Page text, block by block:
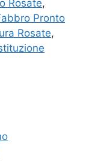
Rosate,
Pronto
Rosate,